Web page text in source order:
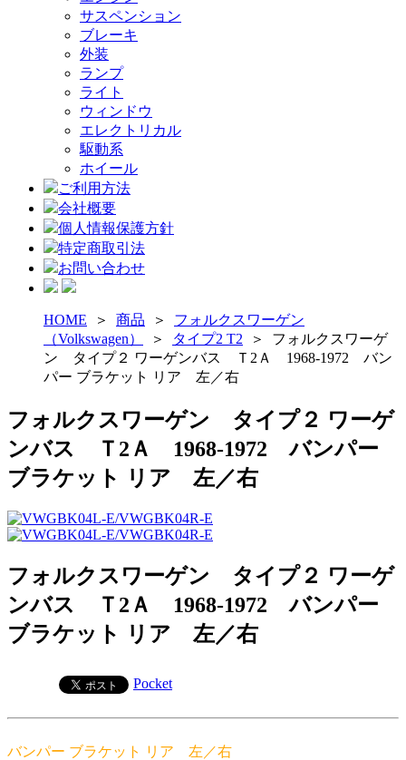
サスペンション
ブレーキ
外装
ランプ
ライト
ウィンドウ
エレクトリカル
駆動系
ホイール
ご利用方法
会社概要
個人情報保護方針
特定商取引法
お問い合わせ
HOME ＞ 商品 ＞ フォルクスワーゲン
（Volkswagen）
＞ タイプ2 T2 ＞ フォルクスワーゲ
ン タイプ２ ワーゲンバス Ｔ2Ａ 1968-1972 バン
パー ブラケット リア 左／右
フォルクスワーゲン タイプ２ ワーゲ
ンバス Ｔ2Ａ 1968-1972 バンパー
ブラケット リア 左／右
フォルクスワーゲン タイプ２ ワーゲ
ンバス Ｔ2Ａ 1968-1972 バンパー
ブラケット リア 左／右
Pocket
バンパー ブラケット リア 左／右